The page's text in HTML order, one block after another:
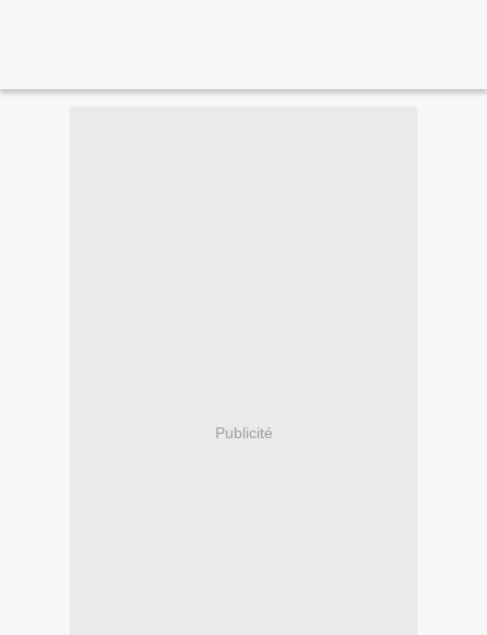
Publicité